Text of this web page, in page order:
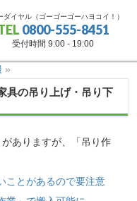
ダイヤル（ゴーゴーゴーハヨコイ！）
0800-555-8451
受付時間 9:00 - 19:00
»
具の吊り上げ・吊り下
ありますが、「吊り作
ことがあるので要注意